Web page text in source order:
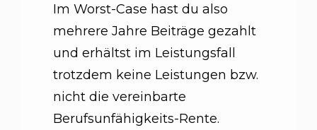
Im Worst-Case hast du also
mehrere Jahre Beiträge gezahlt
und erhältst im Leistungsfall
trotzdem keine Leistungen bzw.
nicht die vereinbarte
Berufsunfähigkeits-Rente.